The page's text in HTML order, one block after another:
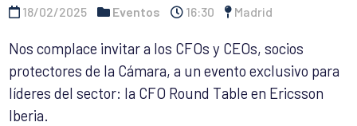
18/02/2025 Eventos 16:30 Madrid
Nos complace invitar a los CFOs y CEOs, socios
protectores de la Cámara, a un evento exclusivo para
líderes del sector: la CFO Round Table en Ericsson
Iberia.